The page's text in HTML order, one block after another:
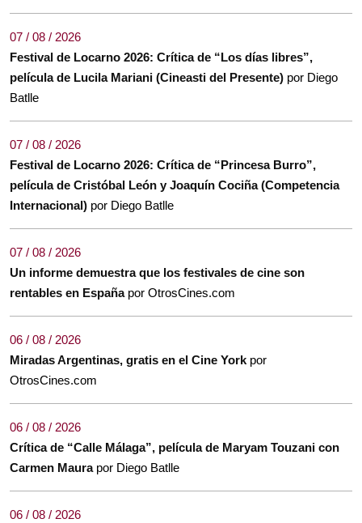
07 / 08 / 2026
Festival de Locarno 2026: Crítica de “Los días libres”,
película de Lucila Mariani (Cineasti del Presente) por Diego
Batlle
07 / 08 / 2026
Festival de Locarno 2026: Crítica de “Princesa Burro”,
película de Cristóbal León y Joaquín Cociña (Competencia
Internacional) por Diego Batlle
07 / 08 / 2026
Un informe demuestra que los festivales de cine son
rentables en España por OtrosCines.com
06 / 08 / 2026
Miradas Argentinas, gratis en el Cine York por
OtrosCines.com
06 / 08 / 2026
Crítica de “Calle Málaga”, película de Maryam Touzani con
Carmen Maura por Diego Batlle
06 / 08 / 2026